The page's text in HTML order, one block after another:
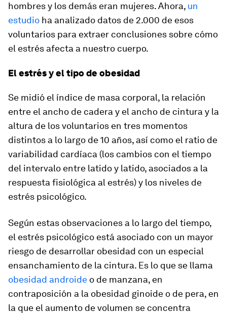
hombres y los demás eran mujeres. Ahora, un
estudio ha analizado datos de 2.000 de esos
voluntarios para extraer conclusiones sobre cómo
el estrés afecta a nuestro cuerpo.
El estrés y el tipo de obesidad
Se midió el índice de masa corporal, la relación
entre el ancho de cadera y el ancho de cintura y la
altura de los voluntarios en tres momentos
distintos a lo largo de 10 años, así como el ratio de
variabilidad cardíaca (los cambios con el tiempo
del intervalo entre latido y latido, asociados a la
respuesta fisiológica al estrés) y los niveles de
estrés psicológico.
Según estas observaciones a lo largo del tiempo,
el estrés psicológico está asociado con un mayor
riesgo de desarrollar obesidad con un especial
ensanchamiento de la cintura. Es lo que se llama
obesidad androide o de manzana, en
contraposición a la obesidad ginoide o de pera, en
la que el aumento de volumen se concentra